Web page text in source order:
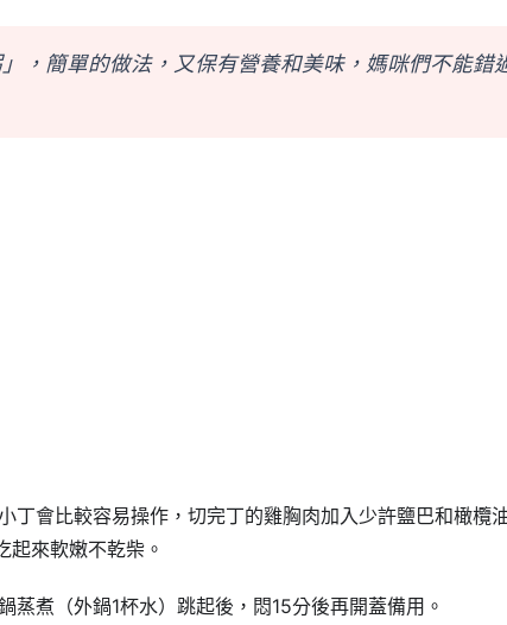
，簡單的做法，又保有營養和美味，媽咪們不能錯
丁會比較容易操作，切完丁的雞胸肉加入少許鹽巴和橄欖
起來軟嫩不乾柴。
蒸煮（外鍋1杯水）跳起後，悶15分後再開蓋備用。